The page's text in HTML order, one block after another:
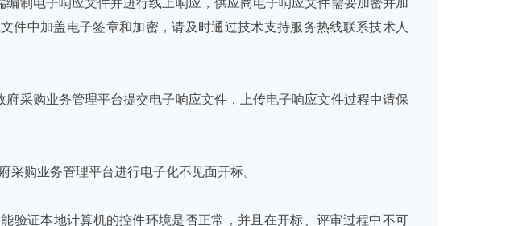
制电子响应文件并进行线上响应，供应商电子响应文件需要加密并加
件中加盖电子签章和加密，请及时通过技术支持服务热线联系技术人
采购业务管理平台提交电子响应文件，上传电子响应文件过程中请保
采购业务管理平台进行电子化不见面开标。
能验证本地计算机的控件环境是否正常，并且在开标、评审过程中不可